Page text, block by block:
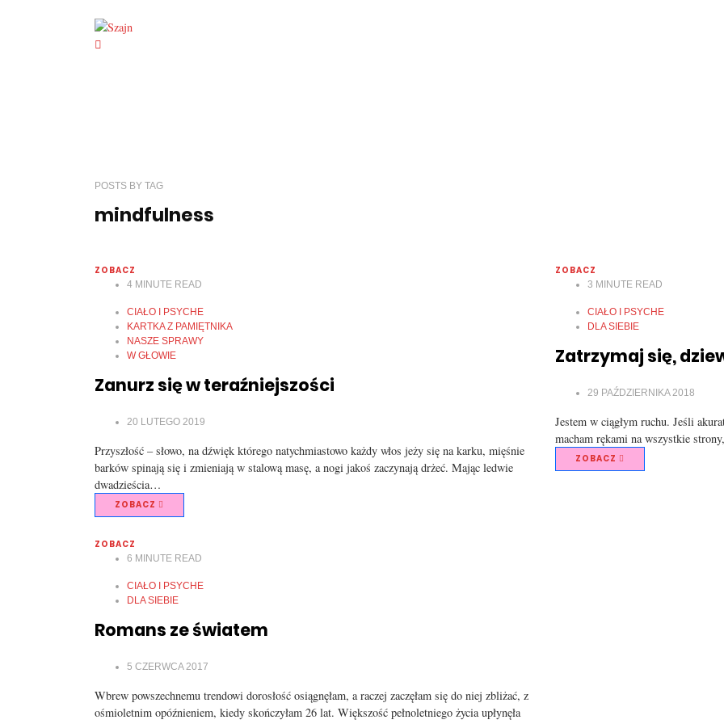
POSTS BY TAG
mindfulness
ZOBACZ
4 MINUTE READ
CIAŁO I PSYCHE
KARTKA Z PAMIĘTNIKA
NASZE SPRAWY
W GŁOWIE
Zanurz się w teraźniejszości
20 LUTEGO 2019
Przyszłość – słowo, na dźwięk którego natychmiastowo każdy włos jeży się na karku, mięśnie
barków spinają się i zmieniają w stalową masę, a nogi jakoś zaczynają drżeć. Mając ledwie
dwadzieścia…
ZOBACZ
ZOBACZ
3 MINUTE READ
CIAŁO I PSYCHE
DLA SIEBIE
Zatrzymaj się,
29 PAŹDZIERNIKA 2018
Jestem w ciągłym ruchu. Jeśli
macham rękami na wszystkie
ZOBACZ
ZOBACZ
6 MINUTE READ
CIAŁO I PSYCHE
DLA SIEBIE
Romans ze światem
5 CZERWCA 2017
Wbrew powszechnemu trendowi dorosłość osiągnęłam, a raczej zaczęłam się do niej zbliżać, z
ośmioletnim opóźnieniem, kiedy skończyłam 26 lat. Większość pełnoletniego życia upłynęła